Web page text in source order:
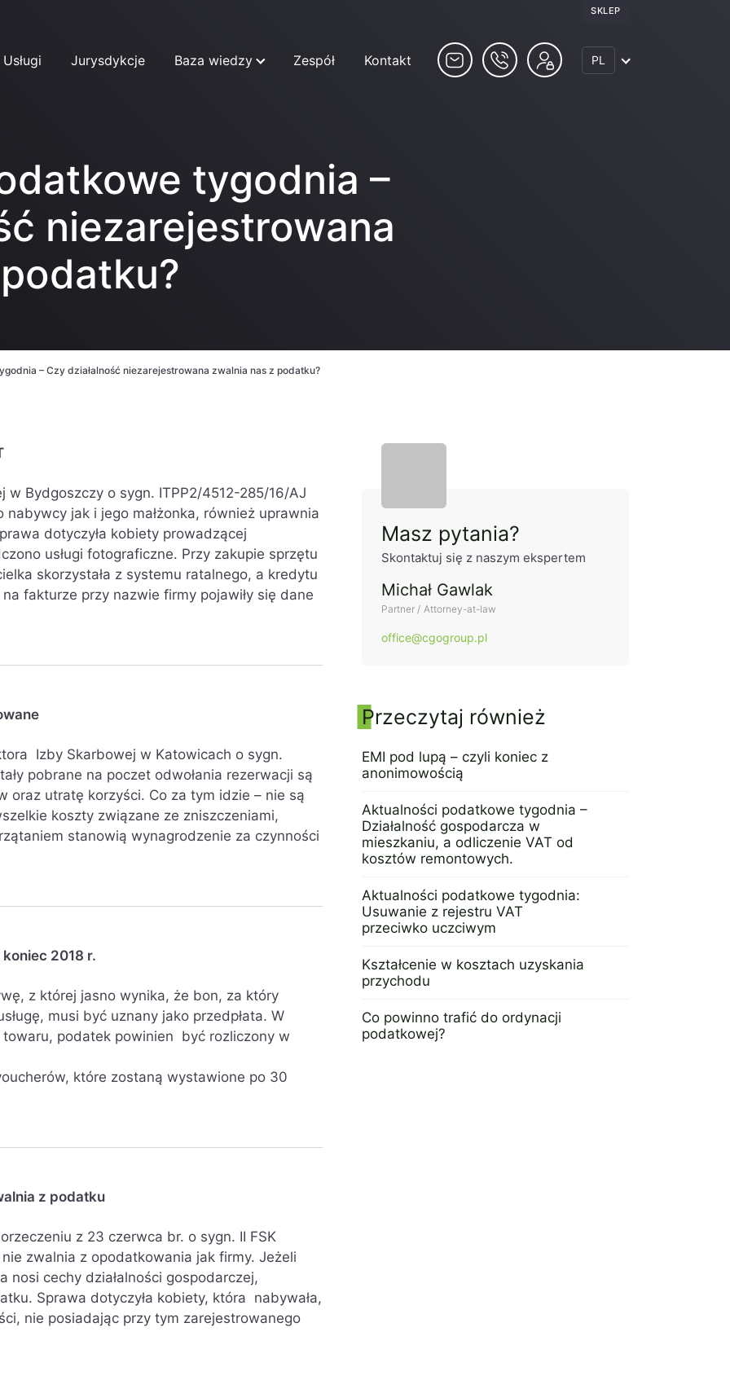
SKLEP
Usługi Jurysdykcje Baza wiedzy Zespół Kontakt PL
tygodnia –
niezarejestrowana
– Czy działalność niezarejestrowana zwalnia nas z podatku?
Bydgoszczy o sygn. ITPP2/4512-285/16/AJ
jak i jego małżonka, również uprawnia
dotyczyła kobiety prowadzącej
usługi fotograficzne. Przy zakupie sprzętu
skorzystała z systemu ratalnego, a kredytu
fakturze przy nazwie firmy pojawiły się dane
Izby Skarbowej w Katowicach o sygn.
pobrane na poczet odwołania rezerwacji są
oraz utratę korzyści. Co za tym idzie – nie są
koszty związane ze zniszczeniami,
stanowią wynagrodzenie za czynności
2018 r.
z której jasno wynika, że bon, za który
musi być uznany jako przedpłata. W
podatek powinien być rozliczony w
które zostaną wystawione po 30
z podatku
z 23 czerwca br. o sygn. II FSK
zwalnia z opodatkowania jak firmy. Jeżeli
nosi cechy działalności gospodarczej,
Sprawa dotyczyła kobiety, która nabywała,
nie posiadając przy tym zarejestrowanego
Masz pytania?
Skontaktuj się z naszym ekspertem
Michał Gawlak
Partner / Attorney-at-law
office@cgogroup.pl
Przeczytaj również
EMI pod lupą – czyli koniec z
anonimowością
Aktualności podatkowe tygodnia –
Działalność gospodarcza w
mieszkaniu, a odliczenie VAT od
kosztów remontowych.
Aktualności podatkowe tygodnia:
Usuwanie z rejestru VAT
przeciwko uczciwym
Kształcenie w kosztach uzyskania
przychodu
Co powinno trafić do ordynacji
podatkowej?